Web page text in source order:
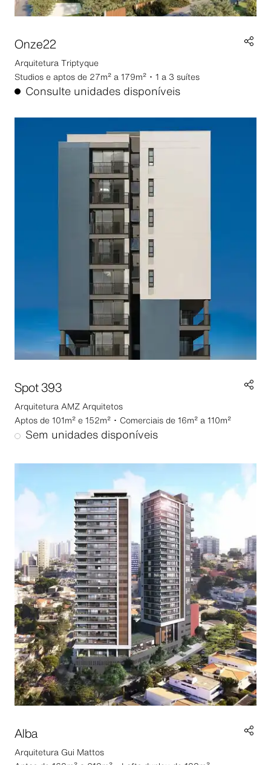
Onze22
Arquitetura Triptyque
Studios e aptos de 27m² a 179m² ･ 1 a 3 suítes
Consulte unidades disponíveis
Spot 393
Arquitetura AMZ Arquitetos
Aptos de 101m² e 152m² ･ Comerciais de 16m² a 110m²
Sem unidades disponíveis
Alba
Arquitetura Gui Mattos